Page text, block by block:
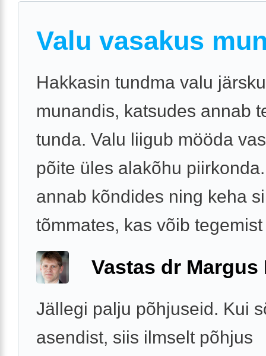
Valu vasakus
Hakkasin tundma valu
munandis, katsudes annab
tunda. Valu liigub mööda
põite üles alakõhu
annab kõndides ning keha
tõmmates, kas võib tegemist
Vastas dr Margus
Jällegi palju põhjuseid. Kui
asendist, siis ilmselt põhjus